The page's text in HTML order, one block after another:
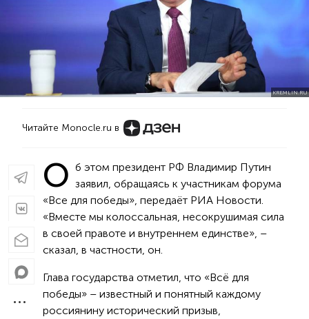
KREMLIN.RU
Читайте Monocle.ru в
О б этом президент РФ Владимир Путин
заявил, обращаясь к участникам форума
«Все для победы», передаёт РИА Новости.
«Вместе мы колоссальная, несокрушимая сила
в своей правоте и внутреннем единстве», –
сказал, в частности, он.
Глава государства отметил, что «Всё для
победы» – известный и понятный каждому
россиянину исторический призыв,